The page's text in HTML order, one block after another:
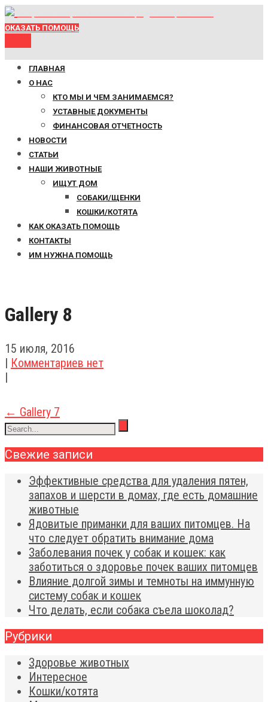
ОКАЗАТЬ ПОМОЩЬ
ГЛАВНАЯ
О НАС
КТО МЫ И ЧЕМ ЗАНИМАЕМСЯ?
УСТАВНЫЕ ДОКУМЕНТЫ
ФИНАНСОВАЯ ОТЧЕТНОСТЬ
НОВОСТИ
СТАТЬИ
НАШИ ЖИВОТНЫЕ
ИЩУТ ДОМ
СОБАКИ/ЩЕНКИ
КОШКИ/КОТЯТА
КАК ОКАЗАТЬ ПОМОЩЬ
КОНТАКТЫ
ИМ НУЖНА ПОМОЩЬ
Gallery 8
15 июля, 2016
| Комментариев нет
|
Post
navigation
← Gallery 7
Свежие записи
Эффективные средства для удаления пятен,
запахов и шерсти в домах, где есть домашние
животные
Ядовитые приманки для ваших питомцев. На
что следует обратить внимание дома
Заболевания почек у собак и кошек: как
заботиться о здоровье почек ваших питомцев
Влияние долгой зимы и темноты на иммунную
систему собак и кошек
Что делать, если собака съела шоколад?
Рубрики
Здоровье животных
Интересное
Кошки/котята